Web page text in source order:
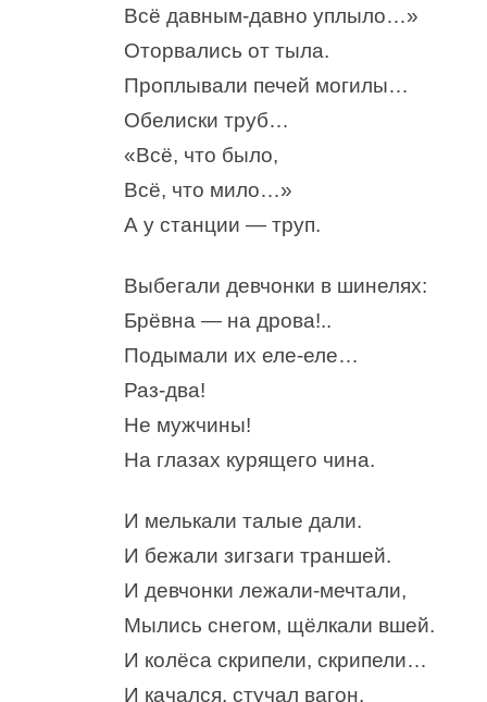
Всё давным-давно уплыло…»
Оторвались от тыла.
Проплывали печей могилы…
Обелиски труб…
«Всё, что было,
Всё, что мило…»
А у станции — труп.
Выбегали девчонки в шинелях:
Брёвна — на дрова!..
Подымали их еле-еле…
Раз-два!
Не мужчины!
На глазах курящего чина.
И мелькали талые дали.
И бежали зигзаги траншей.
И девчонки лежали-мечтали,
Мылись снегом, щёлкали вшей.
И колёса скрипели, скрипели…
И качался, стучал вагон.